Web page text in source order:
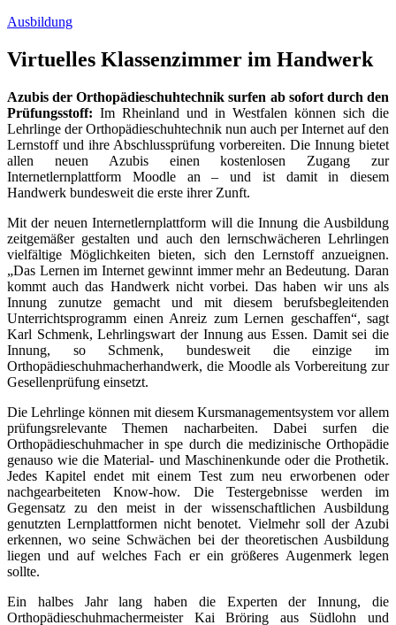
Ausbildung
Virtuelles Klassenzimmer im Handwerk
Azubis der Orthopädieschuhtechnik surfen ab sofort durch den
Prüfungsstoff: Im Rheinland und in Westfalen können sich die
Lehrlinge der Orthopädieschuhtechnik nun auch per Internet auf den
Lernstoff und ihre Abschlussprüfung vorbereiten. Die Innung bietet
allen neuen Azubis einen kostenlosen Zugang zur
Internetlernplattform Moodle an – und ist damit in diesem
Handwerk bundesweit die erste ihrer Zunft.
Mit der neuen Internetlernplattform will die Innung die Ausbildung
zeitgemäßer gestalten und auch den lernschwächeren Lehrlingen
vielfältige Möglichkeiten bieten, sich den Lernstoff anzueignen.
„Das Lernen im Internet gewinnt immer mehr an Bedeutung. Daran
kommt auch das Handwerk nicht vorbei. Das haben wir uns als
Innung zunutze gemacht und mit diesem berufsbegleitenden
Unterrichtsprogramm einen Anreiz zum Lernen geschaffen“, sagt
Karl Schmenk, Lehrlingswart der Innung aus Essen. Damit sei die
Innung, so Schmenk, bundesweit die einzige im
Orthopädieschuhmacherhandwerk, die Moodle als Vorbereitung zur
Gesellenprüfung einsetzt.
Die Lehrlinge können mit diesem Kursmanagementsystem vor allem
prüfungsrelevante Themen nacharbeiten. Dabei surfen die
Orthopädieschuhmacher in spe durch die medizinische Orthopädie
genauso wie die Material- und Maschinenkunde oder die Prothetik.
Jedes Kapitel endet mit einem Test zum neu erworbenen oder
nachgearbeiteten Know-how. Die Testergebnisse werden im
Gegensatz zu den meist in der wissenschaftlichen Ausbildung
genutzten Lernplattformen nicht benotet. Vielmehr soll der Azubi
erkennen, wo seine Schwächen bei der theoretischen Ausbildung
liegen und auf welches Fach er ein größeres Augenmerk legen
sollte.
Ein halbes Jahr lang haben die Experten der Innung, die
Orthopädieschuhmachermeister Kai Bröring aus Südlohn und